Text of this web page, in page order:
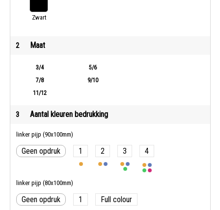
Zwart
2 Maat
3/4
5/6
7/8
9/10
11/12
3 Aantal kleuren bedrukking
linker pijp (90x100mm)
Geen opdruk 1 2 3 4
linker pijp (80x100mm)
Geen opdruk 1 Full colour